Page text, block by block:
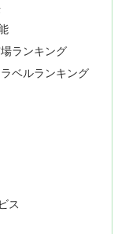
ランキング
ベルランキング
ス